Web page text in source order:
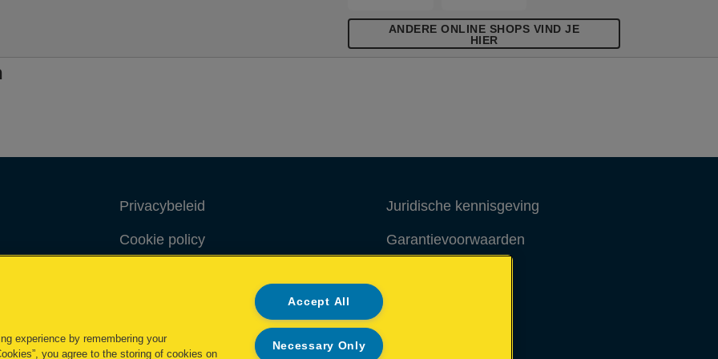
ANDERE ONLINE SHOPS VIND JE
HIER
Privacybeleid
Cookie policy
Conformiteitsverklaringen
Juridische kennisgeving
Garantievoorwaarden
experience by remembering your
you agree to the storing of cookies on
Accept All
Necessary Only